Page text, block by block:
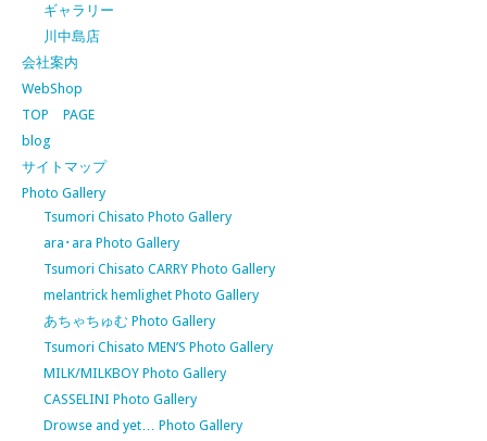
ギャラリー
川中島店
会社案内
WebShop
TOP PAGE
blog
サイトマップ
Photo Gallery
Tsumori Chisato Photo Gallery
ara･ara Photo Gallery
Tsumori Chisato CARRY Photo Gallery
melantrick hemlighet Photo Gallery
あちゃちゅむ Photo Gallery
Tsumori Chisato MEN’S Photo Gallery
MILK/MILKBOY Photo Gallery
CASSELINI Photo Gallery
Drowse and yet… Photo Gallery